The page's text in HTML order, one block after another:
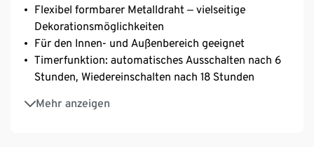
Flexibel formbarer Metalldraht ‒ vielseitige
Dekorationsmöglichkeiten
Für den Innen- und Außenbereich geeignet
Timerfunktion: automatisches Ausschalten nach 6
Stunden, Wiedereinschalten nach 18 Stunden
Mehr anzeigen
Inkl. Batterien